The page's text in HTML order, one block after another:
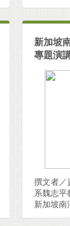
新加坡
專題演
撰文者
系魏志
新加坡南